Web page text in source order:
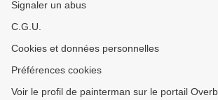
Signaler un abus
C.G.U.
Cookies et données personnelles
Préférences cookies
Voir le profil de painterman sur le portail